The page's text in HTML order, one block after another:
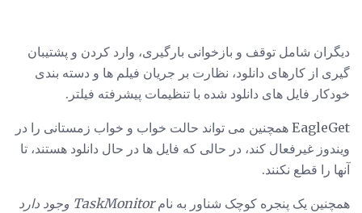
دیگران شامل توقف و بازخوانی بارگیری، وارد کردن و پشتیبان
گیری از کارهای دانلود، نظارت بر جریان فیلم ها و دسته بندی
خودکار فایل های دانلود شده با تنظیمات پیشرفته فیلتر.
EagleGet همچنین می تواند حالت خواب و خواب زمستانی را در
ویندوز غیرفعال کند، در حالی که فایل ها در حال دانلود هستند، تا
آنها را قطع نکنند.
همچنین یک پنجره کوچک شناور به نامTaskMonitor وجود دارد